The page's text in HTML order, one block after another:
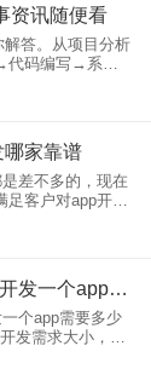
资讯随便看
答。从项目分析
码编写→系统
收全程一站式
饰品 华润凤凰
家靠谱
差不多的，现在
客户对app开的
果你是定制原
地的开发公司
外包开发一个app多少钱？开发一个app大概需要多少钱
个app需要多少
发需求大小，越
制，不是成品也
量乘以月平均工